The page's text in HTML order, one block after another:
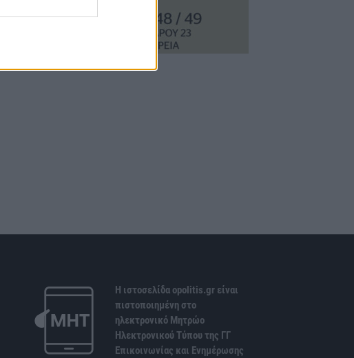
Η ιστοσελίδα opolitis.gr είναι
πιστοποιημένη στο
ηλεκτρονικό Μητρώο
Ηλεκτρονικού Τύπου της ΓΓ
Επικοινωνίας και Ενημέρωσης